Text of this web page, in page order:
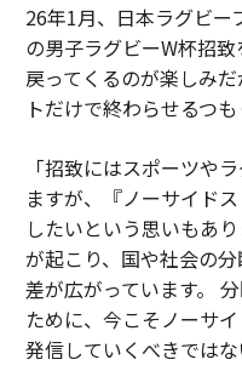
26年1月、日本ラグビー
の男子ラグビーW杯招
戻ってくるのが楽しみ
トだけで終わらせるつも
「招致にはスポーツや
ますが、『ノーサイド
したいという思いもあ
が起こり、国や社会の
差が広がっています。
ために、今こそノーサ
発信していくべきではな